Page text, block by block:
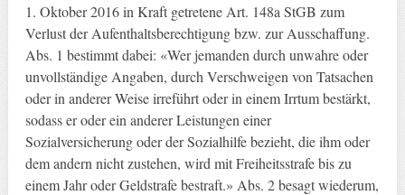
1. Oktober 2016 in Kraft getretene Art. 148a StGB zum
Verlust der Aufenthaltsberechtigung bzw. zur Ausschaffung.
Abs. 1 bestimmt dabei: «Wer jemanden durch unwahre oder
unvollständige Angaben, durch Verschweigen von Tatsachen
oder in anderer Weise irreführt oder in einem Irrtum bestärkt,
sodass er oder ein anderer Leistungen einer
Sozialversicherung oder der Sozialhilfe bezieht, die ihm oder
dem andern nicht zustehen, wird mit Freiheitsstrafe bis zu
einem Jahr oder Geldstrafe bestraft.» Abs. 2 besagt wiederum,